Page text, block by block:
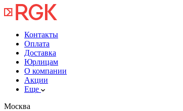
Контакты
Оплата
Доставка
Юрлицам
О компании
Акции
Еще
Москва